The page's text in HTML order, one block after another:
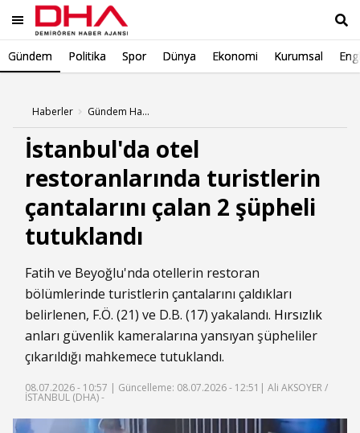
Gündem Politika Spor Dünya Ekonomi Kurumsal
Haberler Gündem Haberleri
İstanbul'da otel
restoranlarında turistlerin
çantalarını çalan 2 şüpheli
tutuklandı
Fatih ve Beyoğlu'nda otellerin restoran
bölümlerinde turistlerin çantalarını çaldıkları
belirlenen, F.Ö. (21) ve D.B. (17) yakalandı. Hırsızlık
anları güvenlik kameralarına yansıyan şüpheliler
çıkarıldığı mahkemece tutuklandı.
08.07.2026 - 10:57 | Güncelleme: 08.07.2026 - 12:51 | Ali AKSOYER /
İSTANBUL (DHA) -